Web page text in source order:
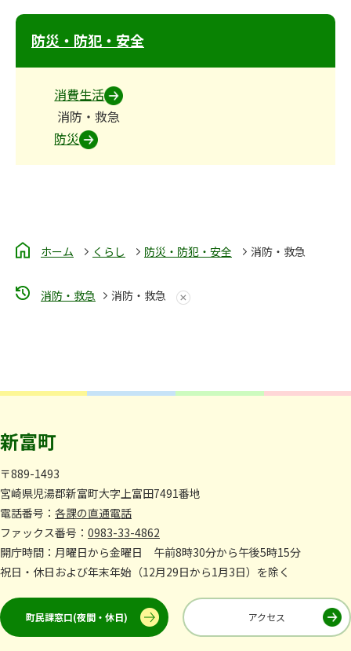
防災・防犯・安全
消費生活
消防・救急
防災
ホーム くらし 防災・防犯・安全 消防・救急
消防・救急 消防・救急
新富町
〒889-1493
宮崎県児湯郡新富町大字上富田7491番地
電話番号： 各課の直通電話
ファックス番号： 0983-33-4862
開庁時間：月曜日から金曜日 午前8時30分から午後5時15分
祝日・休日および年末年始（12月29日から1月3日）を除く
町民課窓口(夜間・休日) アクセス